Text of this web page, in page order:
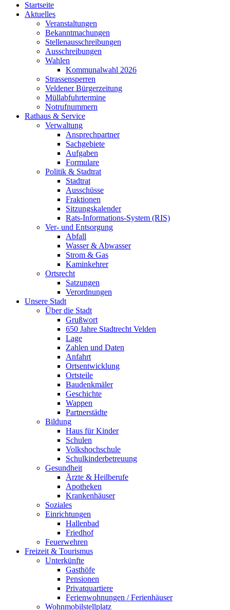
Startseite
Aktuelles
Veranstaltungen
Bekanntmachungen
Stellenausschreibungen
Ausschreibungen
Wahlen
Kommunalwahl 2026
Strassensperren
Veldener Bürgerzeitung
Müllabfuhrtermine
Notrufnummern
Rathaus & Service
Verwaltung
Ansprechpartner
Sachgebiete
Aufgaben
Formulare
Politik & Stadtrat
Stadtrat
Ausschüsse
Fraktionen
Sitzungskalender
Rats-Informations-System (RIS)
Ver- und Entsorgung
Abfall
Wasser & Abwasser
Strom & Gas
Kaminkehrer
Ortsrecht
Satzungen
Verordnungen
Unsere Stadt
Über die Stadt
Grußwort
650 Jahre Stadtrecht Velden
Lage
Zahlen und Daten
Anfahrt
Ortsentwicklung
Ortsteile
Baudenkmäler
Geschichte
Wappen
Partnerstädte
Bildung
Haus für Kinder
Schulen
Volkshochschule
Schulkinderbetreuung
Gesundheit
Ärzte & Heilberufe
Apotheken
Krankenhäuser
Soziales
Einrichtungen
Hallenbad
Friedhof
Feuerwehren
Freizeit & Tourismus
Unterkünfte
Gasthöfe
Pensionen
Privatquartiere
Ferienwohnungen / Ferienhäuser
Wohnmobilstellplatz